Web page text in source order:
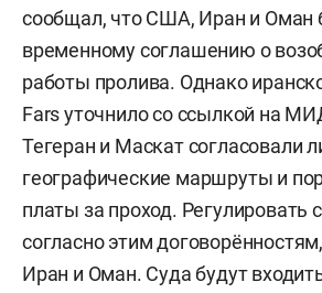
сообщал, что США, Иран и Оман
временному соглашению о
работы пролива. Однако
Fars уточнило со ссылкой на
Тегеран и Маскат согласовали
географические маршруты и
платы за проход. Регулировать
согласно этим
Иран и Оман. Суда будут